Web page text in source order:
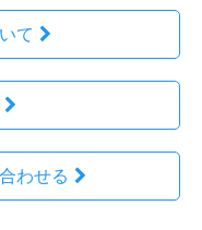
て
わせる